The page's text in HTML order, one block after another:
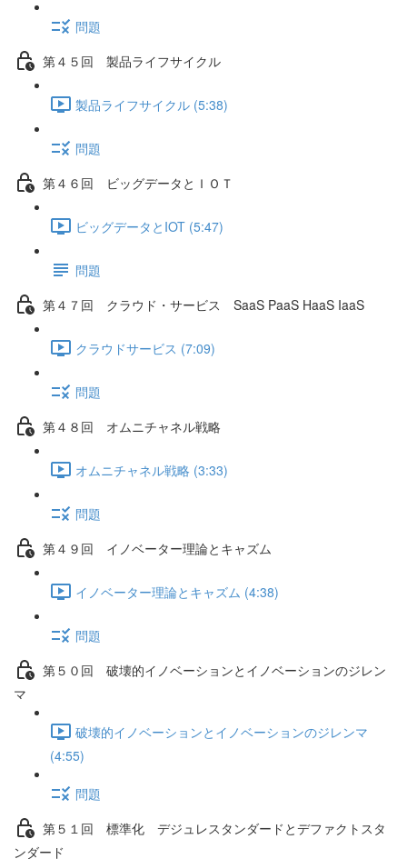
問題
第４５回 製品ライフサイクル
製品ライフサイクル (5:38)
問題
第４６回 ビッグデータとＩＯＴ
ビッグデータとIOT (5:47)
問題
第４７回 クラウド・サービス SaaS PaaS HaaS IaaS
クラウドサービス (7:09)
問題
第４８回 オムニチャネル戦略
オムニチャネル戦略 (3:33)
問題
第４９回 イノベーター理論とキャズム
イノベーター理論とキャズム (4:38)
問題
第５０回 破壊的イノベーションとイノベーションのジレン
マ
破壊的イノベーションとイノベーションのジレンマ
(4:55)
問題
第５１回 標準化 デジュレスタンダードとデファクトスタ
ンダード